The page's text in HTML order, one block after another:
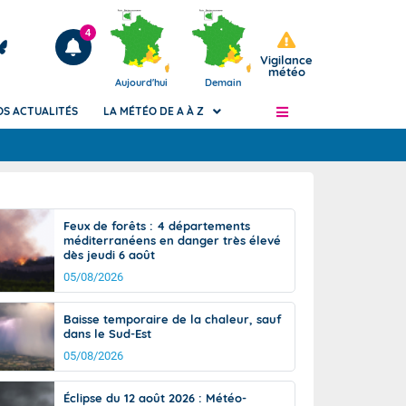
Articles
4
Aujourd'hui Demain
Vigilance
météo
de
Phénomènes dangereux de J+2 à J+7
Avertissement pluies intenses à l'échelle
des communes (Apic)
Bulletins Marine
Bulletins d'estimation du risque
d'avalanche
Météo des forêts
Vigicrues
ACTUALITÉS LA MÉTÉO DE A À Z
Feux de forêts : 4 départements
méditerranéens en danger très élevé
dès jeudi 6 août
05/08/2026
Baisse temporaire de la chaleur, sauf
dans le Sud-Est
05/08/2026
Éclipse du 12 août 2026 : Météo-